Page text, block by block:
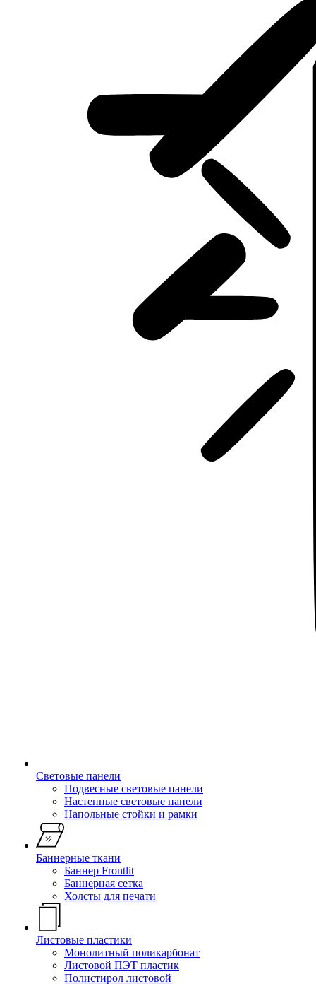
Световые панели
Подвесные световые панели
Настенные световые панели
Напольные стойки и рамки
Баннерные ткани
Баннер Frontlit
Баннерная сетка
Холсты для печати
Листовые пластики
Монолитный поликарбонат
Листовой ПЭТ пластик
Полистирол листовой